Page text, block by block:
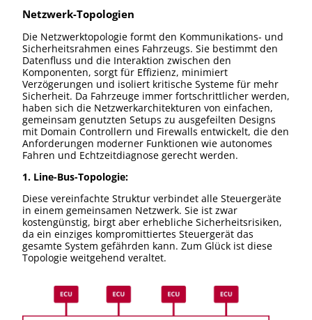
Netzwerk-Topologien
Die Netzwerktopologie formt den Kommunikations- und
Sicherheitsrahmen eines Fahrzeugs. Sie bestimmt den
Datenfluss und die Interaktion zwischen den
Komponenten, sorgt für Effizienz, minimiert
Verzögerungen und isoliert kritische Systeme für mehr
Sicherheit. Da Fahrzeuge immer fortschrittlicher werden,
haben sich die Netzwerkarchitekturen von einfachen,
gemeinsam genutzten Setups zu ausgefeilten Designs
mit Domain Controllern und Firewalls entwickelt, die den
Anforderungen moderner Funktionen wie autonomes
Fahren und Echtzeitdiagnose gerecht werden.
1. Line-Bus-Topologie:
Diese vereinfachte Struktur verbindet alle Steuergeräte
in einem gemeinsamen Netzwerk. Sie ist zwar
kostengünstig, birgt aber erhebliche Sicherheitsrisiken,
da ein einziges kompromittiertes Steuergerät das
gesamte System gefährden kann. Zum Glück ist diese
Topologie weitgehend veraltet.